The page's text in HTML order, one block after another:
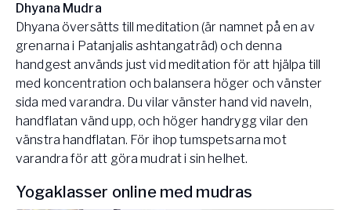
Dhyana Mudra
Dhyana översätts till meditation (är namnet på en av
grenarna i Patanjalis ashtangaträd) och denna
handgest används just vid meditation för att hjälpa till
med koncentration och balansera höger och vänster
sida med varandra. Du vilar vänster hand vid naveln,
handflatan vänd upp, och höger handrygg vilar den
vänstra handflatan. För ihop tumspetsarna mot
varandra för att göra mudrat i sin helhet.
Yogaklasser online med mudras